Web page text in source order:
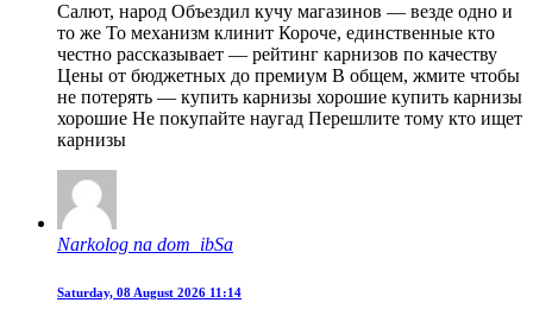
Салют, народ Объездил кучу магазинов — везде одно и
то же То механизм клинит Короче, единственные кто
честно рассказывает — рейтинг карнизов по качеству
Цены от бюджетных до премиум В общем, жмите чтобы
не потерять — купить карнизы хорошие купить карнизы
хорошие Не покупайте наугад Перешлите тому кто ищет
карнизы
Narkolog na dom_ibSa
Saturday, 08 August 2026 11:14